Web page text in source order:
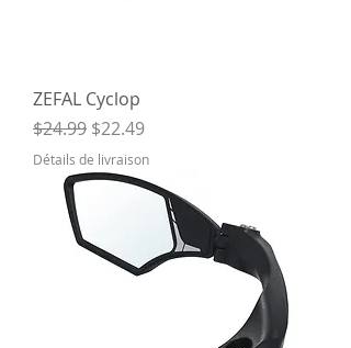
ZEFAL Cyclop
Regular Price
$24.99 Sale Price
$22.49
Détails de livraison